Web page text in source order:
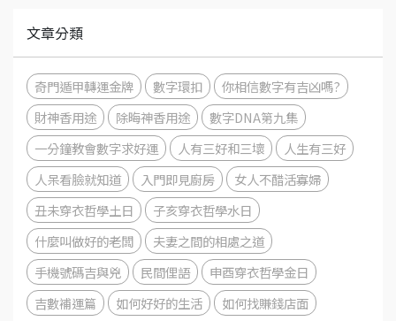
文章分類
奇門遁甲轉運金牌 數字環扣
你相信數字有吉凶嗎?
財神香用途
除晦神香用途
數字DNA第九集
一分鐘教會數字求好運
人有三好和三壞
人生有三好
人呆看臉就知道
入門即見廚房
女人不醋活寡婦
丑未穿衣哲學土日
子亥穿衣哲學水日
什麼叫做好的老闆
夫妻之間的相處之道
手機號碼吉與兇
民間俚語
申酉穿衣哲學金日
吉數補運篇
如何好好的生活 如何找賺錢店面